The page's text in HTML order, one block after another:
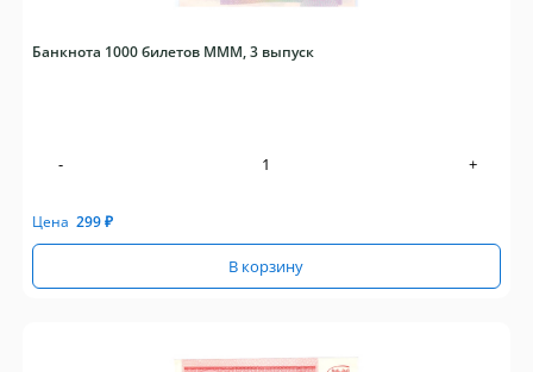
Банкнота 1000 билетов МММ, 3 выпуск
- +
Цена 299₽
В корзину